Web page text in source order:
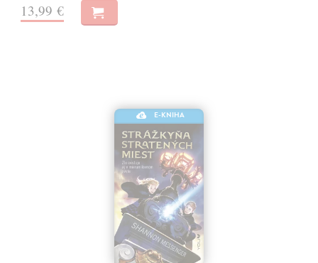
13,99 €
E-KNIHA